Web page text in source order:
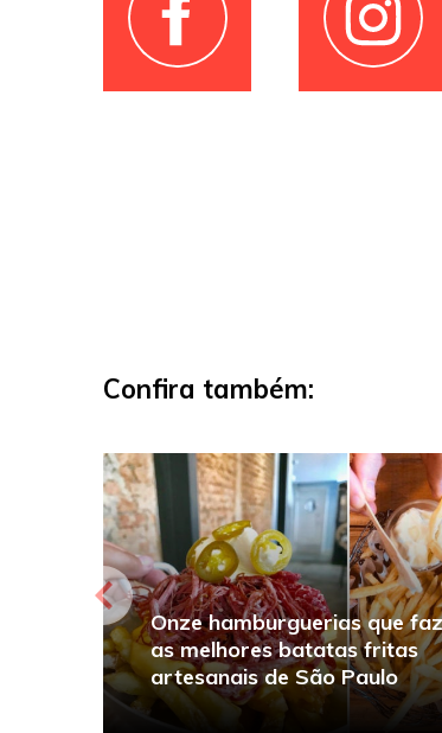
Confira também:
Onze hamburguerias que
as melhores batatas fritas
artesanais de São Paulo